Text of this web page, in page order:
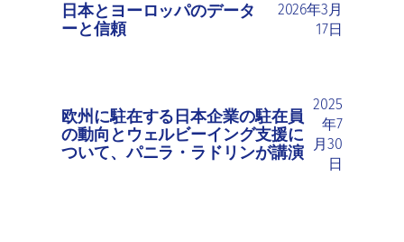
日本とヨーロッパのデータ
ーと信頼
2026年3月
17日
欧州に駐在する日本企業の駐在員
の動向とウェルビーイング支援に
ついて、パニラ・ラドリンが講演
2025
年7
月30
日